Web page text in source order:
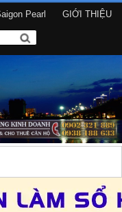
Pearl GIỚI THIỆU